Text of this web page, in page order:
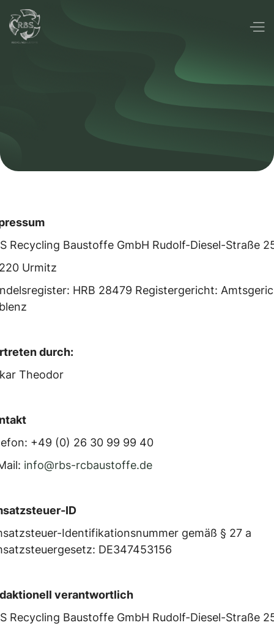
Recycling Baustoffe GmbH Rudolf-Diesel-Straße
Urmitz
HRB 28479 Registergericht:
durch:
Theodor
+49 (0) 26 30 99 99 40
info@rbs-rcbaustoffe.de
ID
Identifikationsnummer gemäß § 27 a
DE347453156
verantwortlich
Recycling Baustoffe GmbH Rudolf-Diesel-Straße